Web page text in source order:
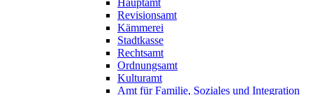
Hauptamt
Revisionsamt
Kämmerei
Stadtkasse
Rechtsamt
Ordnungsamt
Kulturamt
Amt für Familie, Soziales und Integration